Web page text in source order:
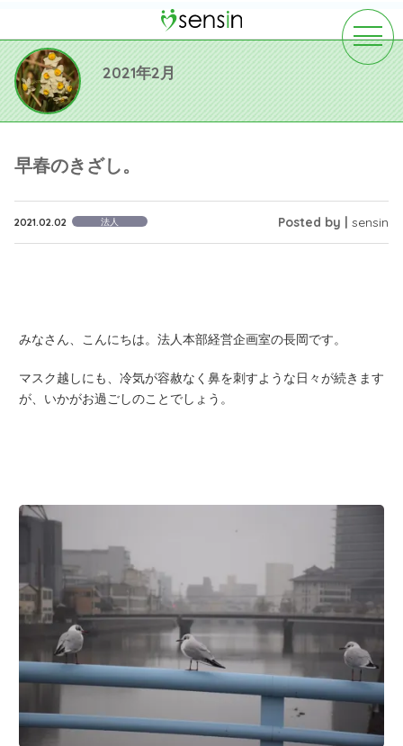
toggle
2021年2月
早春のきざし。
2021.02.02 法人 Posted by | sensin
みなさん、こんにちは。法人本部経営企画室の長岡です。
マスク越しにも、冷気が容赦なく鼻を刺すような日々が続きます
が、いかがお過ごしのことでしょう。